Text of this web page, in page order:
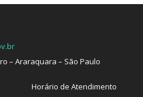
– Araraquara – São Paulo
Horário de Atendimento